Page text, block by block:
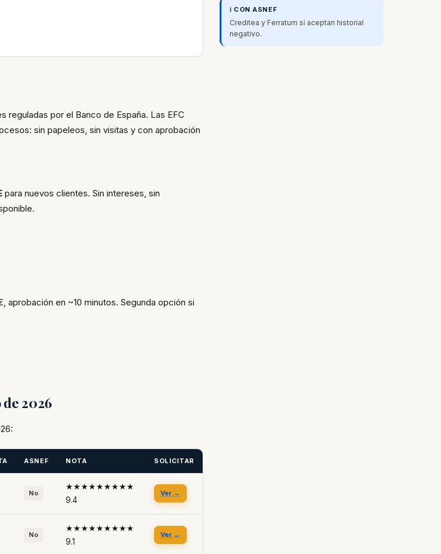
por el Banco de España. Las EFC
sin papeleos, sin visitas y con aprobación
para nuevos clientes. Sin intereses, sin
en ~10 minutos. Segunda opción si
2026
ASNEF NOTA SOLICITAR
No
★★★★★★★★★
9.4
Ver →
No
★★★★★★★★★
9.1
Ver →
ℹ️ CON ASNEF
Creditea y Ferratum sí aceptan historial
negativo.